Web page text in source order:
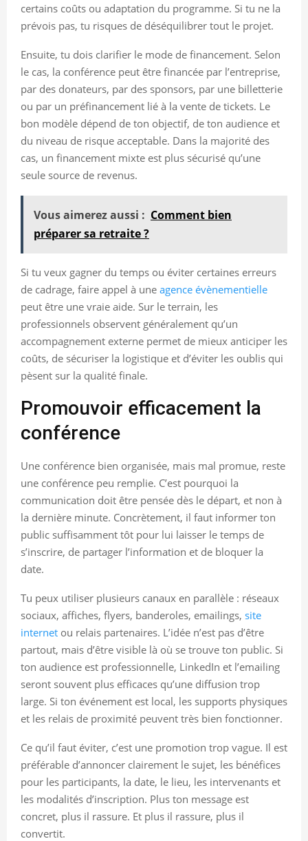
certains coûts ou adaptation du programme. Si tu ne la
prévois pas, tu risques de déséquilibrer tout le projet.
Ensuite, tu dois clarifier le mode de financement. Selon
le cas, la conférence peut être financée par l’entreprise,
par des donateurs, par des sponsors, par une billetterie
ou par un préfinancement lié à la vente de tickets. Le
bon modèle dépend de ton objectif, de ton audience et
du niveau de risque acceptable. Dans la majorité des
cas, un financement mixte est plus sécurisé qu’une
seule source de revenus.
Vous aimerez aussi : Comment bien
préparer sa retraite ?
Si tu veux gagner du temps ou éviter certaines erreurs
de cadrage, faire appel à une agence évènementielle
peut être une vraie aide. Sur le terrain, les
professionnels observent généralement qu’un
accompagnement externe permet de mieux anticiper les
coûts, de sécuriser la logistique et d’éviter les oublis qui
pèsent sur la qualité finale.
Promouvoir efficacement la
conférence
Une conférence bien organisée, mais mal promue, reste
une conférence peu remplie. C’est pourquoi la
communication doit être pensée dès le départ, et non à
la dernière minute. Concrètement, il faut informer ton
public suffisamment tôt pour lui laisser le temps de
s’inscrire, de partager l’information et de bloquer la
date.
Tu peux utiliser plusieurs canaux en parallèle : réseaux
sociaux, affiches, flyers, banderoles, emailings, site
internet ou relais partenaires. L’idée n’est pas d’être
partout, mais d’être visible là où se trouve ton public. Si
ton audience est professionnelle, LinkedIn et l’emailing
seront souvent plus efficaces qu’une diffusion trop
large. Si ton événement est local, les supports physiques
et les relais de proximité peuvent très bien fonctionner.
Ce qu’il faut éviter, c’est une promotion trop vague. Il est
préférable d’annoncer clairement le sujet, les bénéfices
pour les participants, la date, le lieu, les intervenants et
les modalités d’inscription. Plus ton message est
concret, plus il rassure. Et plus il rassure, plus il
convertit.